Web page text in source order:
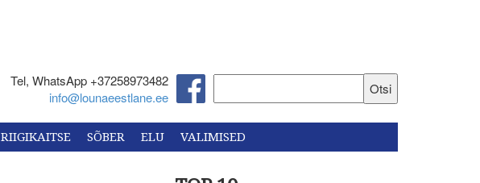
Tel, WhatsApp +37258973482‬
info@lounaeestlane.ee
RIIGIKAITSE SÕBER ELU VALIMISED